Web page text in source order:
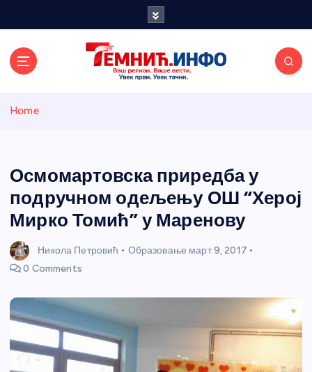
и портал
Home
Осмомартовска приредба у
подручном одељењу ОШ “Херој
Мирко Томић” у Маренову
Никола Петровић Образовање март 9, 2017
0 Comments